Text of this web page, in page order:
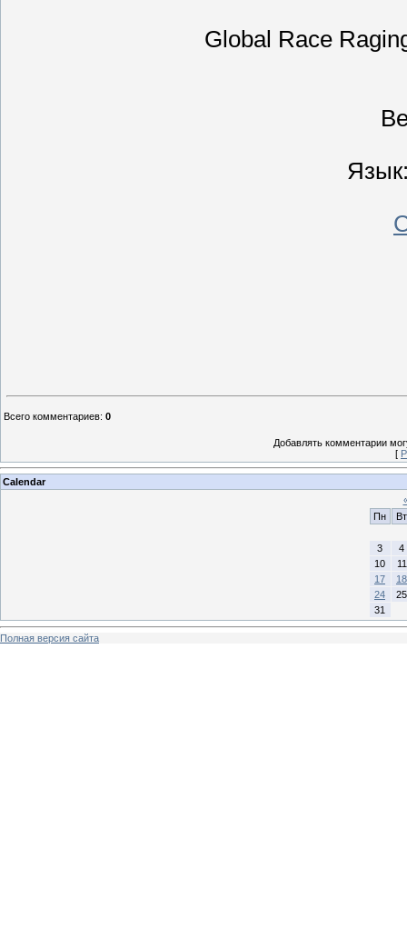
Global Race
Всего комментариев: 0
Добавлять комментарии
[
Calendar
Пн
Вт
3
4
10
11
17
18
24
25
31
Полная версия сайта